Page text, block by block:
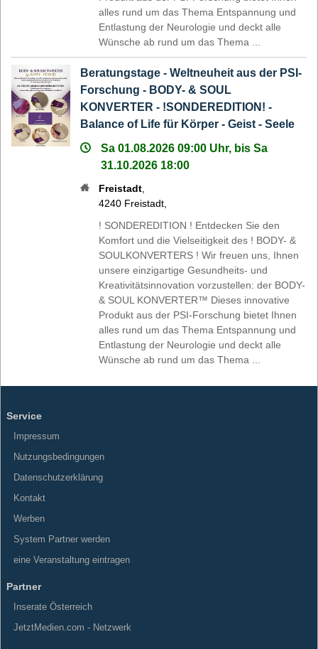
alles rund um das Thema Entspannung und
Entlastung der Neurologie und deckt alle
Wünsche ab rund um das Thema ...
Beratungstage - Weltneuheit aus der PSI-
Forschung - BODY- & SOUL
KONVERTER - !SONDEREDITION! -
Balance of Life für Körper - Geist - Seele
Sa 01.08.2026 09:00 Uhr, bis Sa
31.10.2026 18:00
Freistadt
4240 Freistadt
! SONDEREDITION ! Entdecken Sie den
Komfort und die Vielseitigkeit des ! BODY- &
SOULKONVERTERS ! Wir freuen uns, Ihnen
unsere einzigartige Gesundheits- und
Kreativitätsinnovation vorzustellen: der BODY-
& SOUL KONVERTER™ Dieses innovative
Produkt aus der PSI-Forschung bietet Ihnen
alles rund um das Thema Entspannung und
Entlastung der Neurologie und deckt alle
Wünsche ab rund um das Thema ...
Service
Impressum
Nutzungsbedingungen
Datenschutzerklärung
Kontakt
Werben
System Partner werden
eine Veranstaltung eintragen
Partner
Inserate Österreich
JetztMedien.com - Netzwerk